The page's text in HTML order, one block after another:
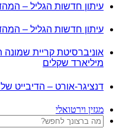
עיתון חדשות הגליל –
עיתון חדשות הגליל –
אוניברסיטת קריית
מיליארד שקלים
דנציגר-אורט – הדיבייט
מגזין וירטואלי